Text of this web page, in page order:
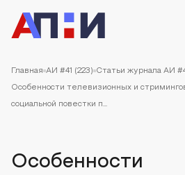
Главная АИ #41 (223) Статьи журнала АИ
Особенности телевизионных и
социальной повестки п...
Особенности